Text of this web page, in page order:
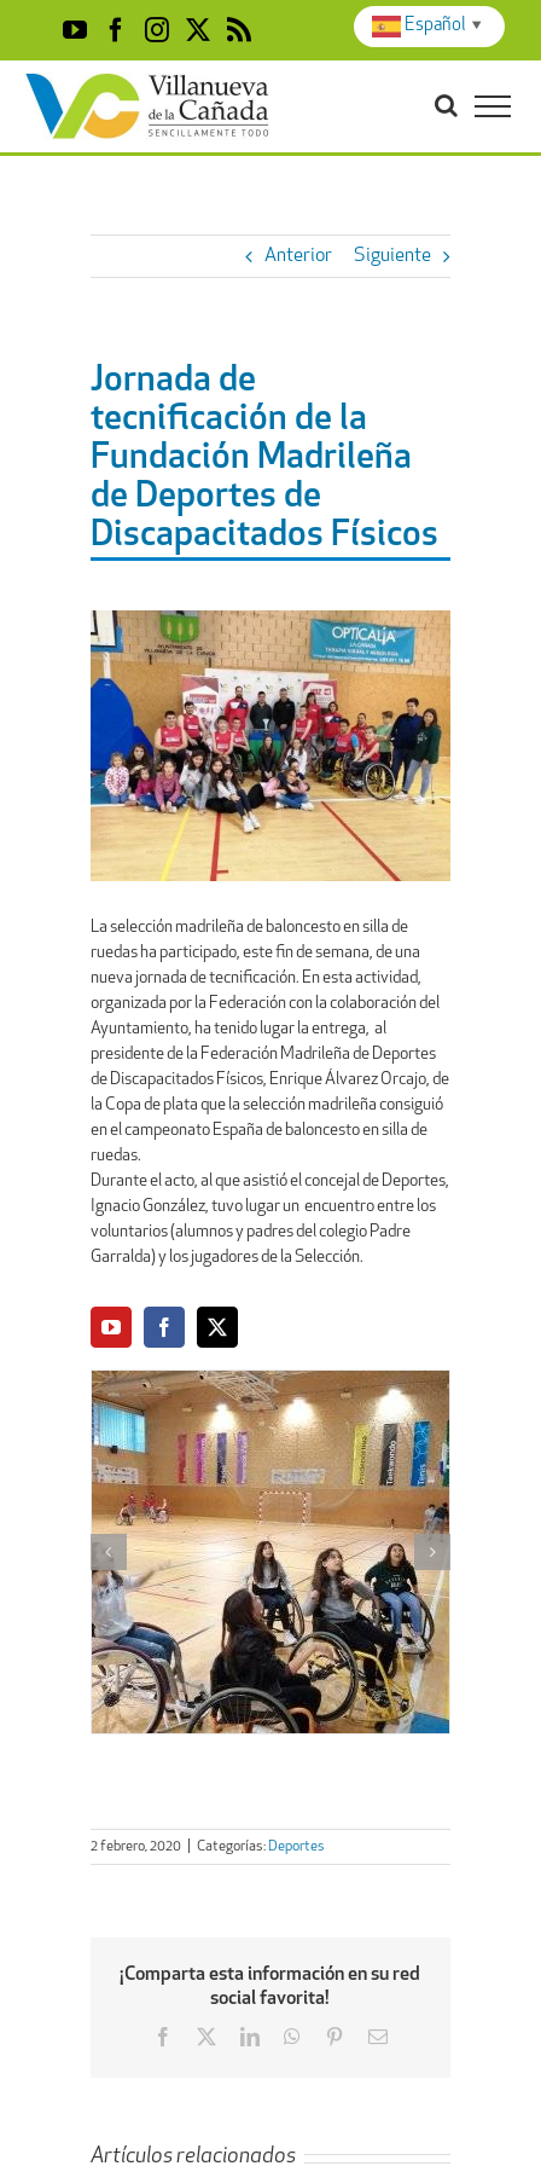
content
YouTubeFacebook
Instagram
X Rss
Anterior Siguiente
Jornada de
tecnificación de la
Fundación Madrileña
de Deportes de
Discapacitados Físicos
La selección madrileña de baloncesto en silla de
ruedas ha participado, este fin de semana, de una
nueva jornada de tecnificación. En esta actividad,
organizada por la Federación con la colaboración del
Ayuntamiento, ha tenido lugar la entrega, al
presidente de la Federación Madrileña de Deportes
de Discapacitados Físicos, Enrique Álvarez Orcajo, de
la Copa de plata que la selección madrileña consiguió
en el campeonato España de baloncesto en silla de
ruedas.
Durante el acto, al que asistió el concejal de Deportes,
Ignacio González, tuvo lugar un encuentro entre los
voluntarios (alumnos y padres del colegio Padre
Garralda) y los jugadores de la Selección.
2 febrero, 2020 Categorías: Deportes
¡Comparta esta información en su red
social favorita!
Facebook
LinkedInWhatsApp
PinterestEmail
Artículos relacionados
Español ▼